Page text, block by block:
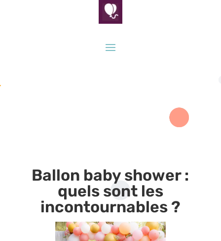
Ballon baby shower :
quels sont les
incontournables ?